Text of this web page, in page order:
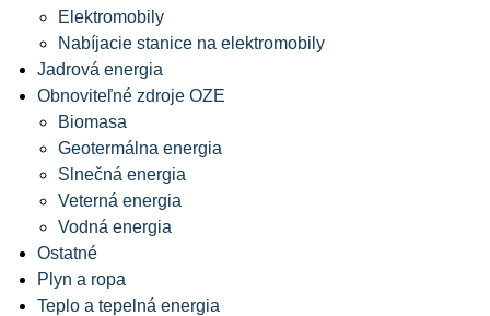
Elektromobily
Nabíjacie stanice na elektromobily
Jadrová energia
Obnoviteľné zdroje OZE
Biomasa
Geotermálna energia
Slnečná energia
Veterná energia
Vodná energia
Ostatné
Plyn a ropa
Teplo a tepelná energia